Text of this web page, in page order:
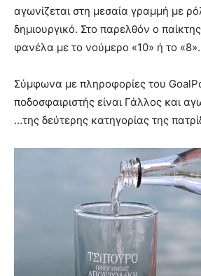
αγωνίζεται στη μεσαία γραμμή με
δημιουργικό. Στο παρελθόν ο
φανέλα με το νούμερο «10» ή το «8».
Σύμφωνα με πληροφορίες του
ποδοσφαιριστής είναι Γάλλος και
…της δεύτερης κατηγορίας της